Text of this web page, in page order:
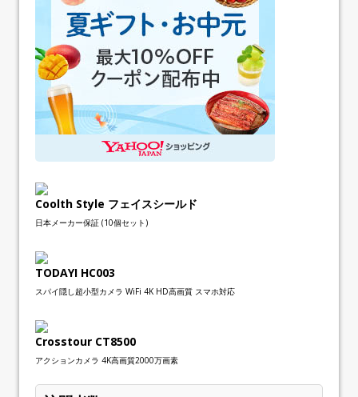
Coolth Style フェイスシールド
日本メーカー保証 (10個セット)
TODAYI HC003
スパイ隠し超小型カメラ WiFi 4K HD高画質 スマホ対応
Crosstour CT8500
アクションカメラ 4K高画質2000万画素